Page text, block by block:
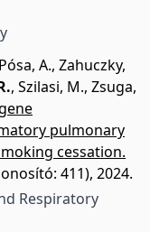
Pósa, A., Zahuczky,
, Szilasi, M., Zsuga,
pulmonary
cessation.
411), 2024.
Respiratory